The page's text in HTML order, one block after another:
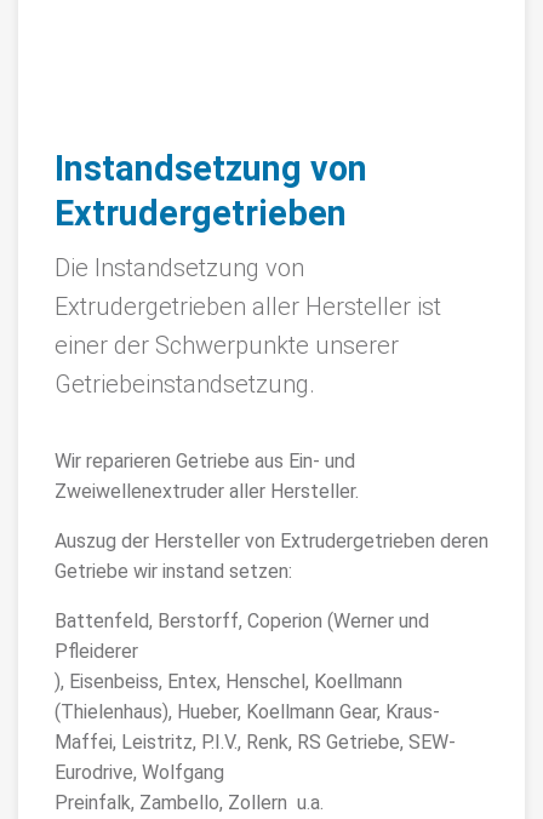
Instandsetzung von
Extrudergetrieben
Die Instandsetzung von
Extrudergetrieben aller Hersteller ist
einer der Schwerpunkte unserer
Getriebeinstandsetzung.
Wir reparieren Getriebe aus Ein- und
Zweiwellenextruder aller Hersteller.
Auszug der Hersteller von Extrudergetrieben deren
Getriebe wir instand setzen:
Battenfeld, Berstorff, Coperion (Werner und
Pfleiderer
), Eisenbeiss, Entex, Henschel, Koellmann
(Thielenhaus), Hueber, Koellmann Gear, Kraus-
Maffei, Leistritz, P.I.V., Renk, RS Getriebe, SEW-
Eurodrive, Wolfgang
Preinfalk, Zambello, Zollern u.a.